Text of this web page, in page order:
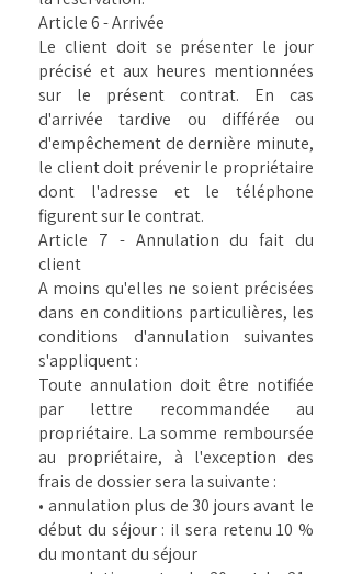
Article 6 - Arrivée
Le client doit se présenter le jour
précisé et aux heures mentionnées
sur le présent contrat. En cas
d'arrivée tardive ou différée ou
d'empêchement de dernière minute,
le client doit prévenir le propriétaire
dont l'adresse et le téléphone
figurent sur le contrat.
Article 7 - Annulation du fait du
client
A moins qu'elles ne soient précisées
dans en conditions particulières, les
conditions d'annulation suivantes
s'appliquent :
Toute annulation doit être notifiée
par lettre recommandée au
propriétaire. La somme remboursée
au propriétaire, à l'exception des
frais de dossier sera la suivante :
• annulation plus de 30 jours avant le
début du séjour : il sera retenu 10 %
du montant du séjour